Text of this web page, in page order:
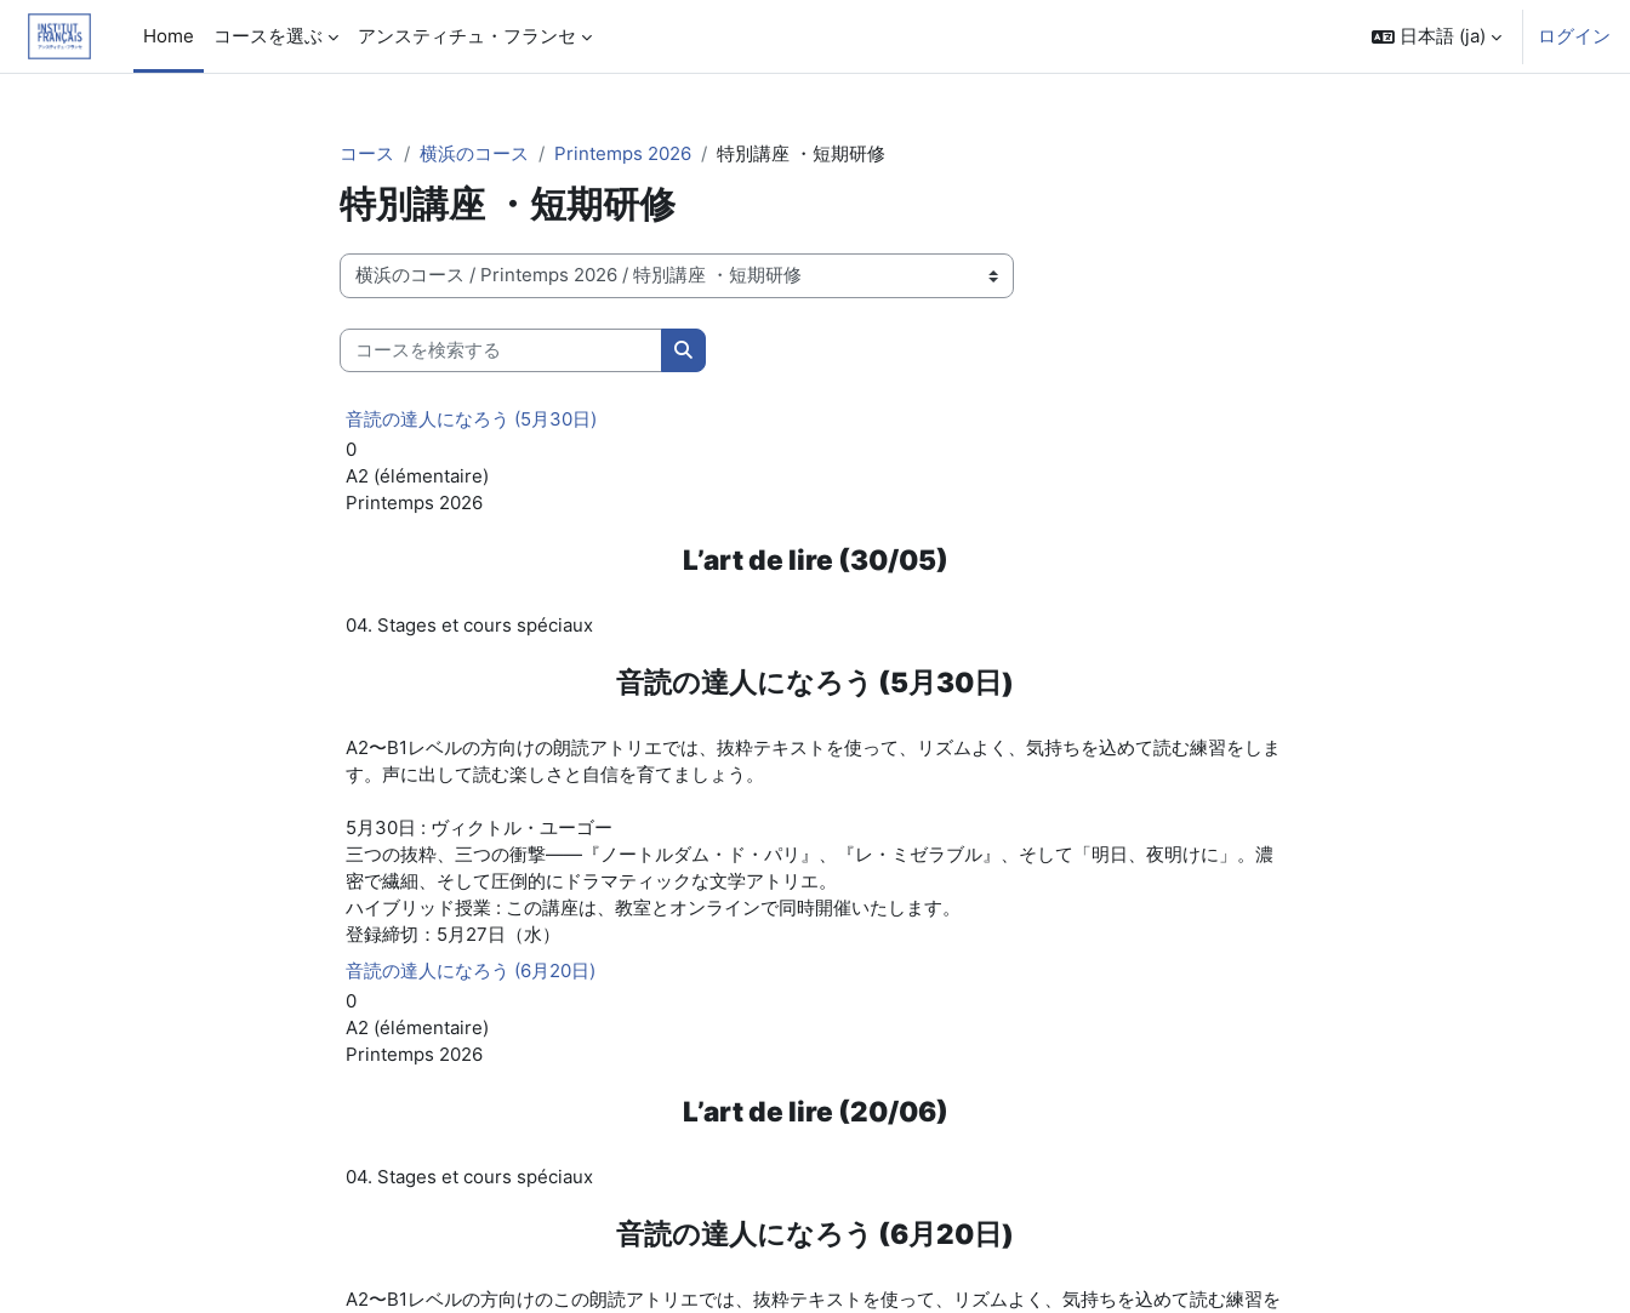
メインコンテンツへスキップする
Home
コースを選ぶ アンスティチュ・フランセ 日本語 ‎(ja)‎ ログイン
コース 横浜のコース Printemps 2026 特別講座 ・短期研修
特別講座 ・短期研修
コースカテゴリ
コースを検索する
コースを検索する
音読の達人になろう (5月30日)
0
A2 (élémentaire)
Printemps 2026
L’art de lire (30/05)
04. Stages et cours spéciaux
音読の達人になろう (5月30日)
A2〜B1レベルの方向けの朗読アトリエでは、抜粋テキストを使って、リズムよく、気持ちを込めて読む練習をしま
す。声に出して読む楽しさと自信を育てましょう。
5月30日 : ヴィクトル・ユーゴー
三つの抜粋、三つの衝撃――『ノートルダム・ド・パリ』、『レ・ミゼラブル』、そして「明日、夜明けに」。濃
密で繊細、そして圧倒的にドラマティックな文学アトリエ。
ハイブリッド授業 : この講座は、教室とオンラインで同時開催いたします。
登録締切：5月27日（水）
音読の達人になろう (6月20日)
0
A2 (élémentaire)
Printemps 2026
L’art de lire (20/06)
04. Stages et cours spéciaux
音読の達人になろう (6月20日)
A2〜B1レベルの方向けのこの朗読アトリエでは、抜粋テキストを使って、リズムよく、気持ちを込めて読む練習を